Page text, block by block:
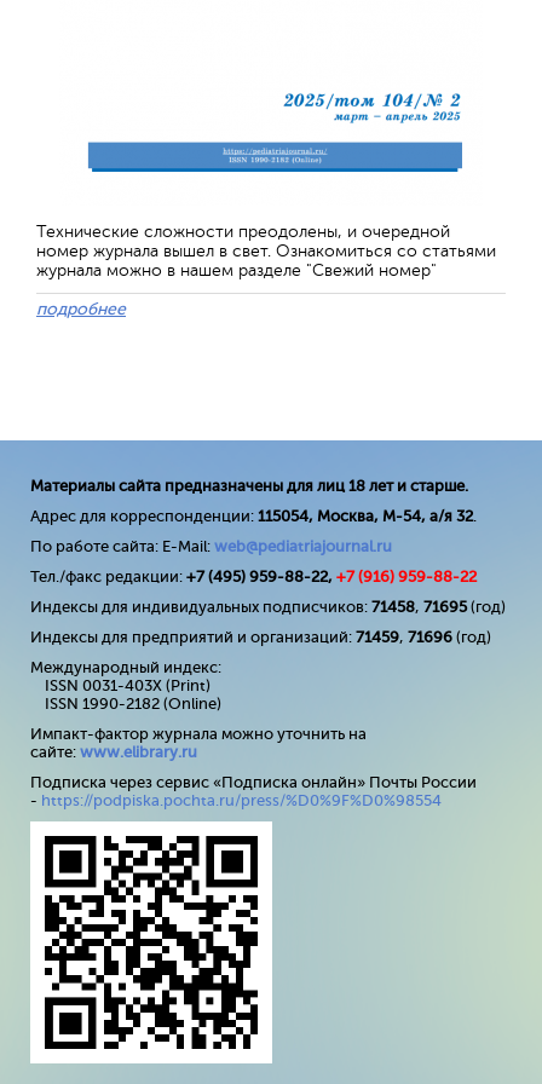
Технические сложности преодолены, и очередной
номер журнала вышел в свет. Ознакомиться со статьями
журнала можно в нашем разделе "Свежий номер"
подробнее
Материалы сайта предназначены для лиц 18 лет и старше.
Адрес для корреспонденции: 115054, Москва, М-54, а/я 32.
По работе сайта: E-Mail: web@pediatriajournal.ru
Тел./факс редакции: +7 (495) 959-88-22, +7 (916) 959-88-22
Индексы для индивидуальных подписчиков: 71458, 71695(год)
Индексы для предприятий и организаций: 71459, 71696 (год)
Международный индекс:
ISSN 0031-403X (Print)
ISSN 1990-2182 (Online)
Импакт-фактор журнала можно уточнить на
сайте: www.elibrary.ru
Подписка через сервис «Подписка онлайн» Почты России
- https://podpiska.pochta.ru/press/%D0%9F%D0%98554